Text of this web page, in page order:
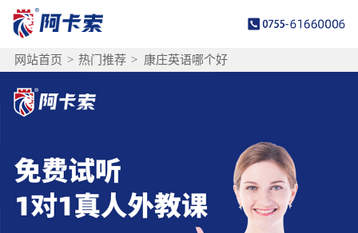
网站首页 > 热门推荐 > 康庄英语哪个好